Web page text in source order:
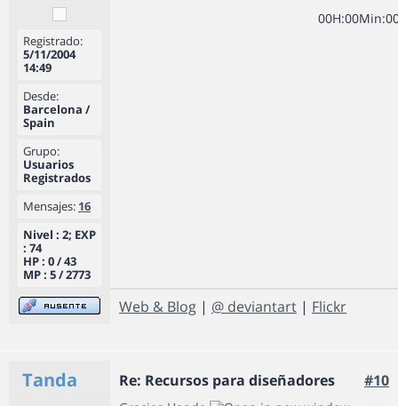
Registrado:
5/11/2004
14:49
Desde:
Barcelona /
Spain
Grupo:
Usuarios
Registrados
Mensajes: 16
Nivel : 2; EXP
: 74
HP : 0 / 43
MP : 5 / 2773
00H:00Min:0
Web & Blog | @ deviantart | Flickr
Tanda Re: Recursos para diseñadores #10